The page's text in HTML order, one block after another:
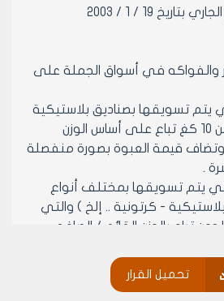
19 / 1 / 2003
والفواكه في أسواق الجملة على
يتم تسويقها بصناديق بلاستيكية
أو غيرها تزيد سعتها عن 10 كغ تباع على أساس الوزن
وتضاف قيمة العبوة بصورة منفصلة
.
يتم تسويقها بمختلف أنواع
- كرتونية .. إلخ ) والتي
10 كغ وما دون تباع بالوزن القائم / الصافي
يتوافق وأحكام المادة الأولى من هذا
تحميل القرار